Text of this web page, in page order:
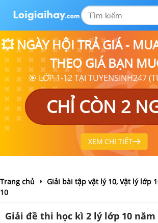
💥 NGÀY HỘI TRẢ GIÁ -
THEO GIÁ BẠN
🎯 LỚP 1-12 TẠI TUYENSINH247
CHỈ CÒN 2
XEM CHI TIẾT
Trang chủ
Giải bài tập vật lý 10, Vật lý lớp
10
Giải đề thi học kì 2 lý lớp 10 năm